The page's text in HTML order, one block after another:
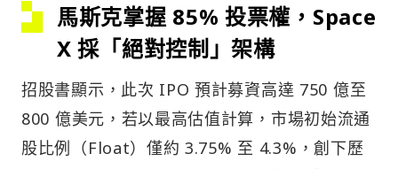
馬斯克掌握 85% 投票權，Space
X 採「絕對控制」架構
招股書顯示，此次 IPO 預計募資高達 750 億至
800 億美元，若以最高估值計算，市場初始流通
股比例（Float）僅約 3.75% 至 4.3%，創下歷